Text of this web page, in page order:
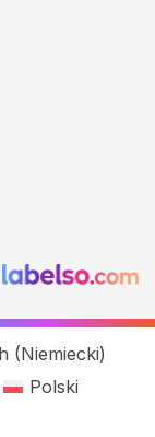
(Niemiecki)
Polski